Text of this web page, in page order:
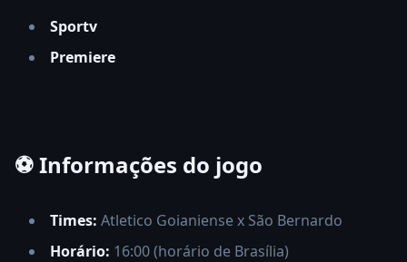
Sportv
Premiere
⚽ Informações do jogo
Times: Atletico Goianiense x São Bernardo
Horário: 16:00 (horário de Brasília)